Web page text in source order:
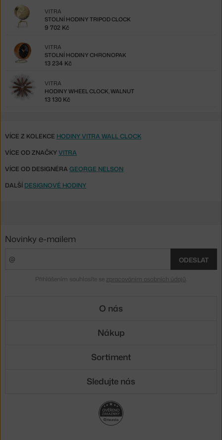
STOLNÍ HODINY TRIPOD CLOCK
VITRA
9 702 Kč
STOLNÍ HODINY CHRONOPAK
VITRA
13 234 Kč
HODINY WHEEL CLOCK, WALNUT
VITRA
13 130 Kč
VÍCE Z KOLEKCE HODINY VITRA WALL CLOCK
VÍCE OD ZNAČKYVITRA
VÍCE OD DESIGNÉRA GEORGE NELSON
DALŠÍ DESIGNOVÉ HODINY
Novinky e-mailem
ODESLAT
Přihlášením souhlasíte se zpracováním osobních údajů
O nás
Nákup
Sortiment
Sledujte nás